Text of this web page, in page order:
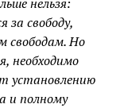
за свободу,
свободам. Но
необходимо
установлению
и полному